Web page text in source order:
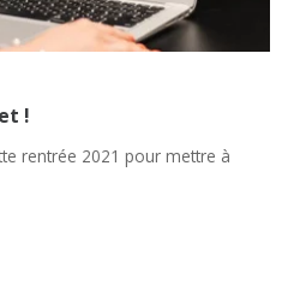
!
rentrée 2021 pour mettre à